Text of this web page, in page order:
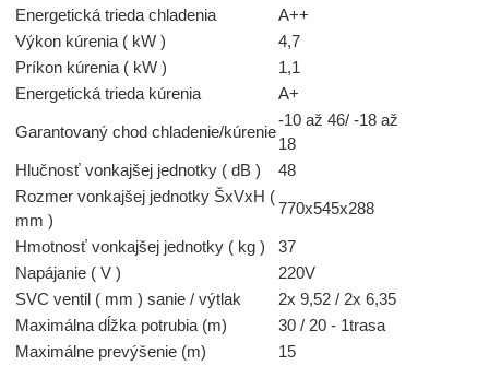
Energetická trieda chladenia
A++
Výkon kúrenia ( kW )
4,7
Príkon kúrenia ( kW )
1,1
Energetická trieda kúrenia
A+
Garantovaný chod chladenie/kúrenie
-10 až 46/ -18 až
18
Hlučnosť vonkajšej jednotky ( dB )
48
Rozmer vonkajšej jednotky ŠxVxH (
mm )
770x545x288
Hmotnosť vonkajšej jednotky ( kg )
37
Napájanie ( V )
220V
SVC ventil ( mm ) sanie / výtlak
2x 9,52 / 2x 6,35
Maximálna dĺžka potrubia (m)
30 / 20 - 1trasa
Maximálne prevýšenie (m)
15